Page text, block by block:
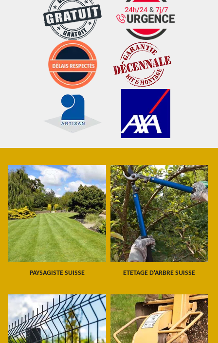
PAYSAGISTE SUISSE ETETAGE D'ARBRE SUISSE